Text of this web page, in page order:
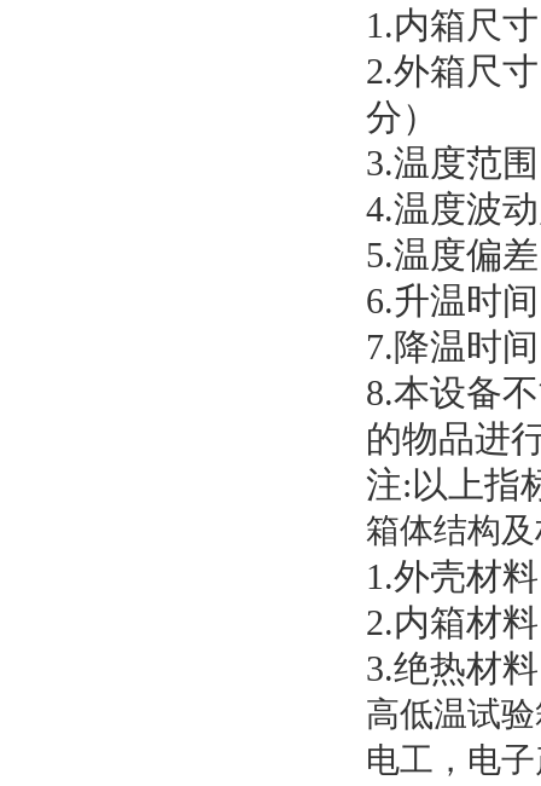
1.内箱尺寸
2.外箱尺寸
分）
3.温度范围
4.温度波
5.温度偏差
6.升温时间
7.降温时间
8.本设备
的物品进
注: 以上指
箱体结构
1.外壳材料
2.内箱材料
3.绝热材料
高低温试
电工，电